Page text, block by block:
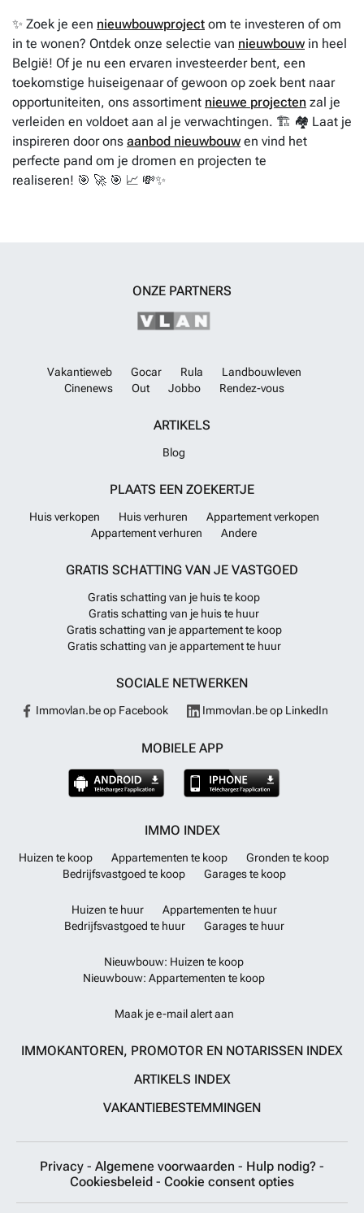
✨ Zoek je een nieuwbouwproject om te investeren of om
in te wonen? Ontdek onze selectie van nieuwbouw in heel
België! Of je nu een ervaren investeerder bent, een
toekomstige huiseigenaar of gewoon op zoek bent naar
opportuniteiten, ons assortiment nieuwe projecten zal je
verleiden en voldoet aan al je verwachtingen. 🏗️ 🏘️ Laat je
inspireren door ons aanbod nieuwbouw en vind het
perfecte pand om je dromen en projecten te
realiseren! 🎯 🚀 🎯 📈 💸✨
ONZE PARTNERS
Vakantieweb Gocar Rula
Landbouwleven
Cinenews
Out Jobbo Rendez-vous
ARTIKELS
Blog
PLAATS EEN ZOEKERTJE
Huis verkopen Huis verhuren
Appartement verkopen
Appartement verhuren
Andere
GRATIS SCHATTING VAN JE VASTGOED
Gratis schatting van je huis te koop
Gratis schatting van je huis te huur
Gratis schatting van je appartement te koop
Gratis schatting van je appartement te huur
SOCIALE NETWERKEN
Immovlan.be op Facebook Immovlan.be op LinkedIn
MOBIELE APP
IMMO INDEX
Huizen te koop Appartementen te koop
Gronden te koop
Bedrijfsvastgoed te koop
Garages te koop
Huizen te huur
Appartementen te huur
Bedrijfsvastgoed te huur
Garages te huur
Nieuwbouw: Huizen te koop
Nieuwbouw: Appartementen te koop
Maak je e-mail alert aan
IMMOKANTOREN, PROMOTOR EN NOTARISSEN INDEX
ARTIKELS INDEX
VAKANTIEBESTEMMINGEN
Privacy - Algemene voorwaarden - Hulp nodig? -
Cookiesbeleid - Cookie consent opties